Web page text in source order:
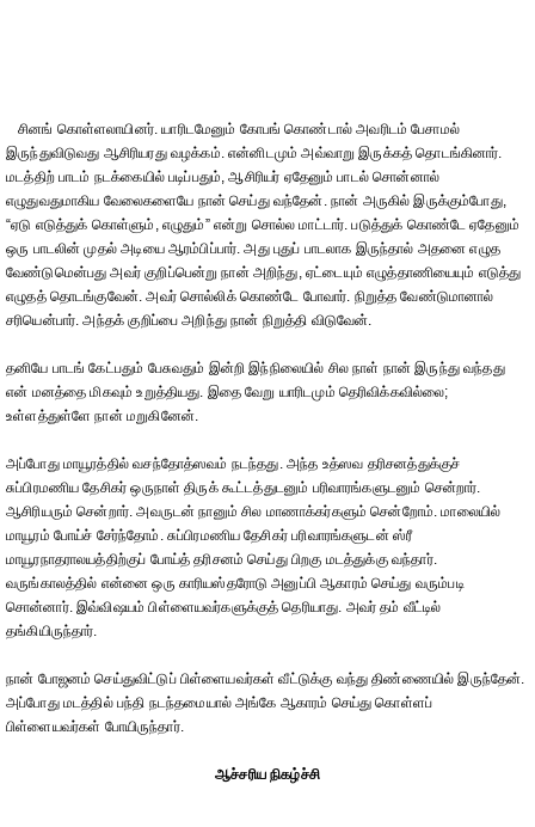
சினங் கொள்ளலாயினர். யாரிடமேனும் கோபங் கொண்டால் அவரிடம் பேசாமல்
இருந்துவிடுவது ஆசிரியரது வழக்கம். என்னிடமும் அவ்வாறு இருக்கத் தொடங்கினார்.
மடத்திற் பாடம் நடக்கையில் படிப்பதும், ஆசிரியர் ஏதேனும் பாடல் சொன்னால்
எழுதுவதுமாகிய வேலைகளையே நான் செய்து வந்தேன். நான் அருகில் இருக்கும்போது,
“ஏடு எடுத்துக் கொள்ளும், எழுதும்” என்று சொல்ல மாட்டார். படுத்துக் கொண்டே ஏதேனும்
ஒரு பாடலின் முதல் அடியை ஆரம்பிப்பார். அது புதுப் பாடலாக இருந்தால் அதனை எழுத
வேண்டுமென்பது அவர் குறிப்பென்று நான் அறிந்து, ஏட்டையும் எழுத்தாணியையும் எடுத்து
எழுதத் தொடங்குவேன். அவர் சொல்லிக் கொண்டே போவார். நிறுத்த வேண்டுமானால்
சரியென்பார். அந்தக் குறிப்பை அறிந்து நான் நிறுத்தி விடுவேன்.
தனியே பாடங் கேட்பதும் பேசுவதும் இன்றி இந்நிலையில் சில நாள் நான் இருந்து வந்தது
என் மனத்தை மிகவும் உறுத்தியது. இதை வேறு யாரிடமும் தெரிவிக்கவில்லை;
உள்ளத்துள்ளே நான் மறுகினேன்.
அப்போது மாயூரத்தில் வசந்தோத்ஸவம் நடந்தது. அந்த உத்ஸவ தரிசனத்துக்குச்
சுப்பிரமணிய தேசிகர் ஒருநாள் திருக் கூட்டத்துடனும் பரிவாரங்களுடனும் சென்றார்.
ஆசிரியரும் சென்றார். அவருடன் நானும் சில மாணாக்கர்களும் சென்றோம். மாலையில்
மாயூரம் போய்ச் சேர்ந்தோம். சுப்பிரமணிய தேசிகர் பரிவாரங்களுடன் ஸ்ரீ
மாயூரநாதராலயத்திற்குப் போய்த் தரிசனம் செய்து பிறகு மடத்துக்கு வந்தார்.
வருங்காலத்தில் என்னை ஒரு காரியஸ்தரோடு அனுப்பி ஆகாரம் செய்து வரும்படி
சொன்னார். இவ்விஷயம் பிள்ளையவர்களுக்குத் தெரியாது. அவர் தம் வீட்டில்
தங்கியிருந்தார்.
நான் போஜனம் செய்துவிட்டுப் பிள்ளையவர்கள் வீட்டுக்கு வந்து திண்ணையில் இருந்தேன்.
அப்போது மடத்தில் பந்தி நடந்தமையால் அங்கே ஆகாரம் செய்து கொள்ளப்
பிள்ளையவர்கள் போயிருந்தார்.
ஆச்சரிய நிகழ்ச்சி